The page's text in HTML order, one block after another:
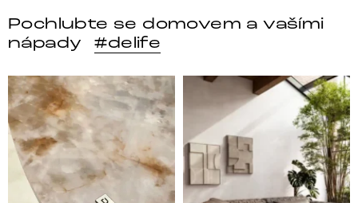
Pochlubte se domovem a vašími
nápady
#delife
DELIFE – Nábytek, který promění dům v domov. Domo
Místo, kam se budeš těšit